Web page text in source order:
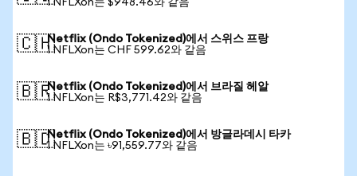
1 NFLXon는 $948.46와 같음
🇨🇭Netflix (Ondo Tokenized)에서 스위스 프랑
1 NFLXon는 CHF 599.62와 같음
🇧🇷Netflix (Ondo Tokenized)에서 브라질 헤알
1 NFLXon는 R$3,771.42와 같음
🇧🇩Netflix (Ondo Tokenized)에서 방글라데시 타카
1 NFLXon는 ৳91,559.77와 같음